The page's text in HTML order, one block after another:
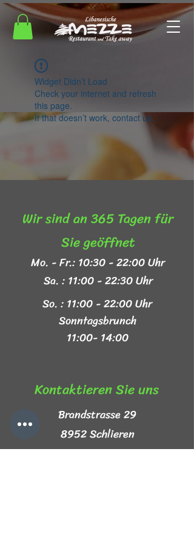
Widget Didn’t Load
Check your internet and refresh
this page.
If that doesn’t work, contact us.
Wir sind an 365 Tagen für
Sie geöffnet​
Mo. - Fr.: 10:30 - 22:00 Uhr
Sa. : 11:00 - 22:30 Uhr
So. : 11:00 - 22:00 Uhr
Sonntagsbrunch
11:00- 14:00
Kontaktieren Sie uns​
Brandstrasse 29
8952 Schlieren
+41 44 999 44 44